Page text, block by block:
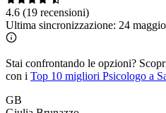
4.6 (19 recensioni)
Ultima sincronizzazione: 24
Stai confrontando le opzioni?
con i Top 10 migliori Psicologo a
GB